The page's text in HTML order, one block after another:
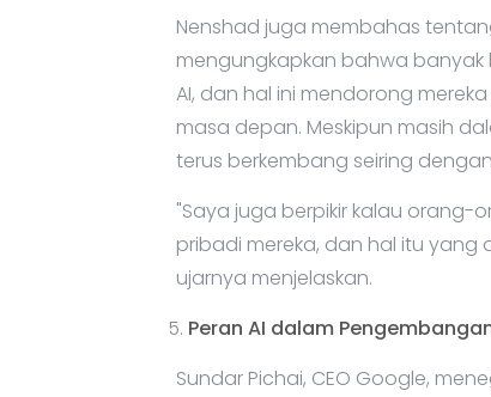
Nenshad juga membahas
mengungkapkan bahwa
AI, dan hal ini mendorong
masa depan. Meskipun masih
terus berkembang seiring
"Saya juga berpikir kalau orang-
pribadi mereka, dan hal itu yang
ujarnya menjelaskan.
Peran AI dalam
Sundar Pichai, CEO Google,